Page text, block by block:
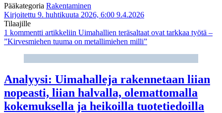
Pääkategoria Rakentaminen
Kirjoitettu 9. huhtikuuta 2026, 6:00 9.4.2026
Tilaajille
1 kommentti artikkeliin Uimahallien teräsaltaat ovat tarkkaa työtä –
”Kirvesmiehen tuuma on metallimiehen milli”
Analyysi: Uimahalleja rakennetaan liian
nopeasti, liian halvalla, olemattomalla
kokemuksella ja heikoilla tuotetiedoilla